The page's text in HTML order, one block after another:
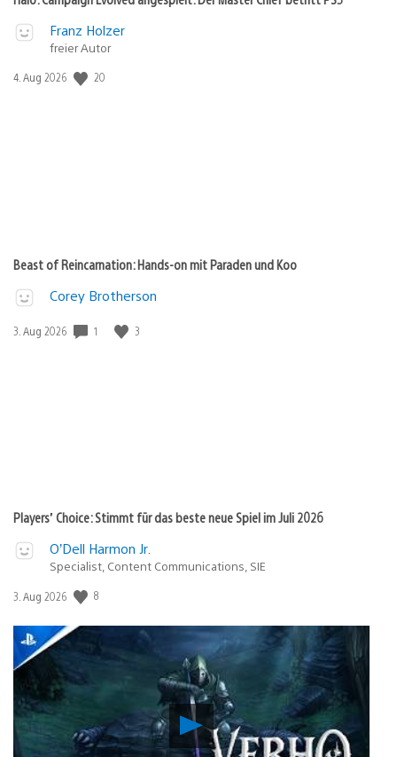
Franz Holzer
freier Autor
Veröffentlichungsdatum:
4. Aug 2026 20
Beast of Reincarnation: Hands-on mit Paraden und Koo
Corey Brotherson
Veröffentlichungsdatum:
3. Aug 2026 1 3
Players’ Choice: Stimmt für das beste neue Spiel im Juli 2026
O’Dell Harmon Jr.
Specialist, Content Communications, SIE
Veröffentlichungsdatum:
3. Aug 2026 8
Verho
–
Curse